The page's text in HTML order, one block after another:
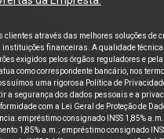
clientes através das melhores soluções de
instituições financeiras. A qualidade técnica
exigidos pelos órgãos reguladores e
como correspondente bancário, nos
uma rigorosa Política de
a segurança dos dados pessoais e a
com a Lei Geral de Proteção de
empréstimo consignado INSS 1,85%
1,85% a.m.; empréstimo consignado